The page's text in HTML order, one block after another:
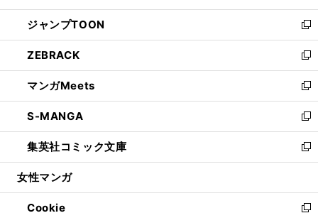
開
く
ウ
で
開
く
ン
ド
ウ
で
開
く
ウ
ィ
ン
ド
ウ
で
開
く
し
い
ウ
ィ
ン
ド
ウ
で
開
く
ジャンプTOON
新
し
い
ウ
ィ
ン
ド
ウ
で
開
ZEBRACK
新
し
い
ウ
ィ
ン
ド
ウ
開
く
マンガMeets
新
し
い
ウ
ィ
ン
ウ
で
S-MANGA
新
し
い
ウ
ン
ド
集英社コミック文庫
新
し
ウ
ィ
女性マンガ
Cookie